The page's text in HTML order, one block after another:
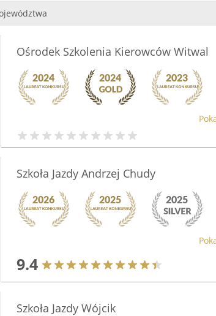
Ośrodek Szkolenia Kierowców Witwal
Szkoła Jazdy Andrzej Chudy
9.4
Szkoła Jazdy Wójcik